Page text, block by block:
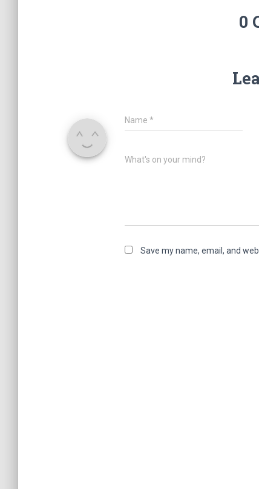
0
Name *
What's on your mind?
Save my name, email, and